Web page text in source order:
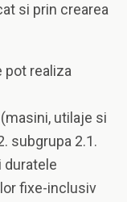
si prin crearea
pot realiza
utilaje si
subgrupa 2.1.
duratele
fixe-inclusiv